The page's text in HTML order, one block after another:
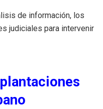
de información, los
judiciales para intervenir